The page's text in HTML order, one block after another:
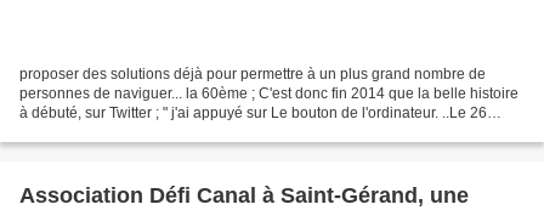
proposer des solutions déjà pour permettre à un plus grand nombre de
personnes de naviguer... la 60ème ; C'est donc fin 2014 que la belle histoire
à débuté, sur Twitter ; " j'ai appuyé sur Le bouton de l'ordinateur. ..Le 26
Association Défi Canal à Saint-Gérand, une